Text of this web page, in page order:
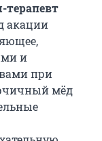
терапевт
акации
и
при
мёд